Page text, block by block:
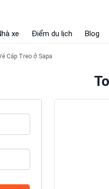
xe Điểm du lịch Blog
Cáp Treo ở Sapa